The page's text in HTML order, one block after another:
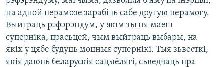
на адной перамозе зарабіць сабе другую перамогу.
Выйграць рэфэрэндум, у якім ты ня маеш
суперніка, прасьцей, чым выйграць выбары, на
якіх у цябе будуць моцныя супернікі. Тыя зьвесткі,
якія даюць беларускія сацыёлягі, сьведчаць пра